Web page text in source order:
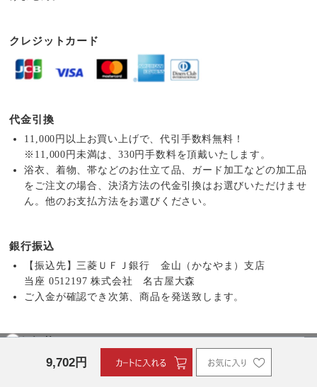
9,702円
クレジットカード
代金引換
11,000円以上お買い上げで、代引手数料無料！
※11,000円未満は、330円手数料を頂戴いたします。
浴衣、着物、帯などのお仕立て品、ガード加工などの加工品
をご注文の場合、決済方法の代金引換はお選びいただけませ
ん。他のお支払方法をお選びください。
銀行振込
【振込先】三菱ＵＦＪ銀行 金山（かなやま）支店
当座 0512197 株式会社 名古屋大森
ご入金が確認でき次第、商品を発送致します。
【振込先】12180-55943021 株式会社 名古屋大森
ご入金が確認でき次第、商品を発送致します。